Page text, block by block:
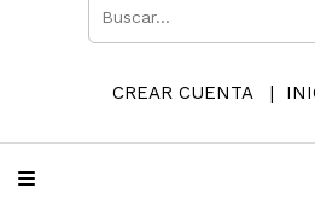
CREAR CUENTA